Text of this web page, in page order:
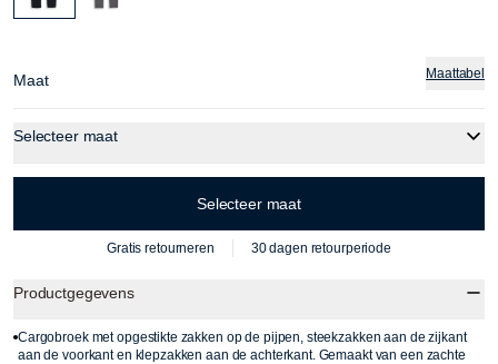
Maat Maattabel
Selecteer maat
Selecteer maat
Gratis retourneren 30 dagen retourperiode
Productgegevens
Cargobroek met opgestikte zakken op de pijpen, steekzakken aan de zijkant
aan de voorkant en klepzakken aan de achterkant. Gemaakt van een zachte